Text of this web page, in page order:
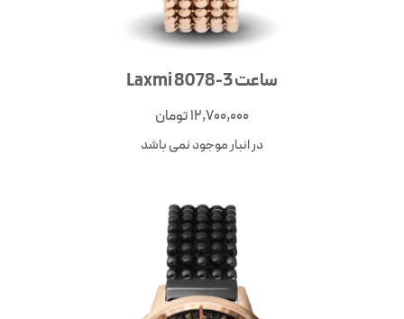
ساعت Laxmi 8078-3
12,700,000تومان
در انبار موجود نمی باشد